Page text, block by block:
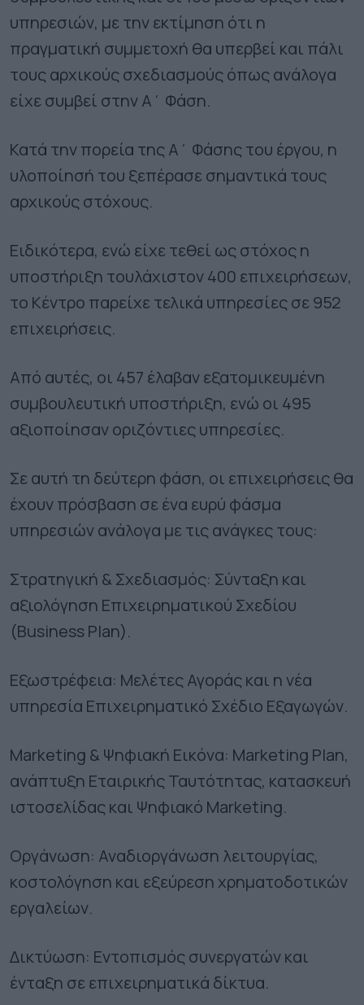
υπηρεσιών, με την εκτίμηση ότι η
πραγματική συμμετοχή θα υπερβεί και πάλι
τους αρχικούς σχεδιασμούς όπως ανάλογα
είχε συμβεί στην Α΄ Φάση.
Κατά την πορεία της Α΄ Φάσης του έργου, η
υλοποίησή του ξεπέρασε σημαντικά τους
αρχικούς στόχους.
Ειδικότερα, ενώ είχε τεθεί ως στόχος η
υποστήριξη τουλάχιστον 400 επιχειρήσεων,
το Κέντρο παρείχε τελικά υπηρεσίες σε 952
επιχειρήσεις.
Από αυτές, οι 457 έλαβαν εξατομικευμένη
συμβουλευτική υποστήριξη, ενώ οι 495
αξιοποίησαν οριζόντιες υπηρεσίες.
Σε αυτή τη δεύτερη φάση, οι επιχειρήσεις θα
έχουν πρόσβαση σε ένα ευρύ φάσμα
υπηρεσιών ανάλογα με τις ανάγκες τους:
Στρατηγική & Σχεδιασμός: Σύνταξη και
αξιολόγηση Επιχειρηματικού Σχεδίου
(Business Plan).
Εξωστρέφεια: Μελέτες Αγοράς και η νέα
υπηρεσία Επιχειρηματικό Σχέδιο Εξαγωγών.
Marketing & Ψηφιακή Εικόνα: Marketing Plan,
ανάπτυξη Εταιρικής Ταυτότητας, κατασκευή
ιστοσελίδας και Ψηφιακό Marketing.
Οργάνωση: Αναδιοργάνωση λειτουργίας,
κοστολόγηση και εξεύρεση χρηματοδοτικών
εργαλείων.
Δικτύωση: Εντοπισμός συνεργατών και
ένταξη σε επιχειρηματικά δίκτυα.